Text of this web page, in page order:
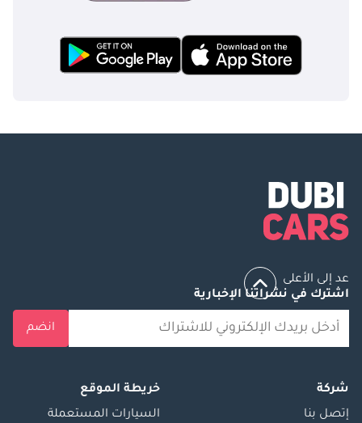
عد إلى الأعلى
اشترك في نشراتنا الإخبارية
انضم
شركة
إتصل بنا
خريطة الموقع
السيارات المستعملة